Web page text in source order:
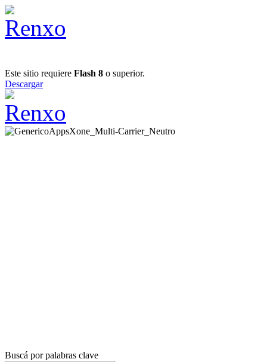
Este sitio requiere Flash 8 o superior.
Descargar
Buscá por palabras clave